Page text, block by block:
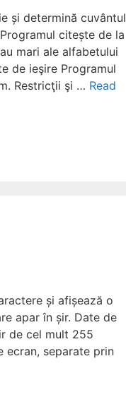
și determină cuvântul
citește de la
mari ale alfabetului
de ieşire Programul
Restricţii şi … Read
și afișează o
apar în șir. Date de
de cel mult 255
ecran, separate prin